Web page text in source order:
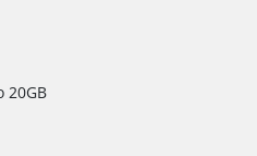
20GB